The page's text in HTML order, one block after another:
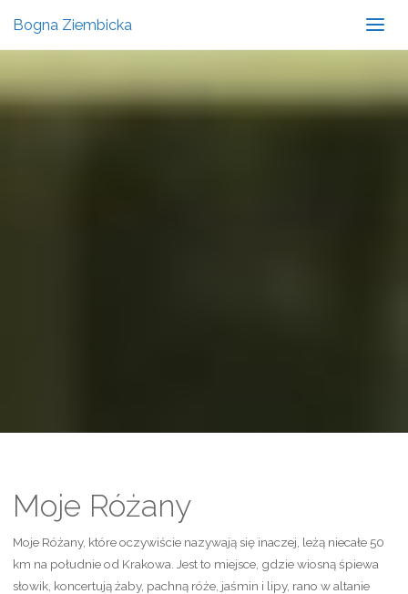
Bogna Ziembicka
Moje Różany
Moje Różany, które oczywiście nazywają się inaczej, leżą niecałe 50
km na południe od Krakowa. Jest to miejsce, gdzie wiosną śpiewa
słowik, koncertują żaby, pachną róże, jaśmin i lipy, rano w altanie